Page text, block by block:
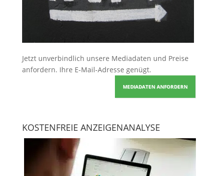
Jetzt unverbindlich unsere Mediadaten und Preise
anfordern. Ihre E-Mail-Adresse genügt.
MEDIADATEN ANFORDERN
KOSTENFREIE ANZEIGENANALYSE